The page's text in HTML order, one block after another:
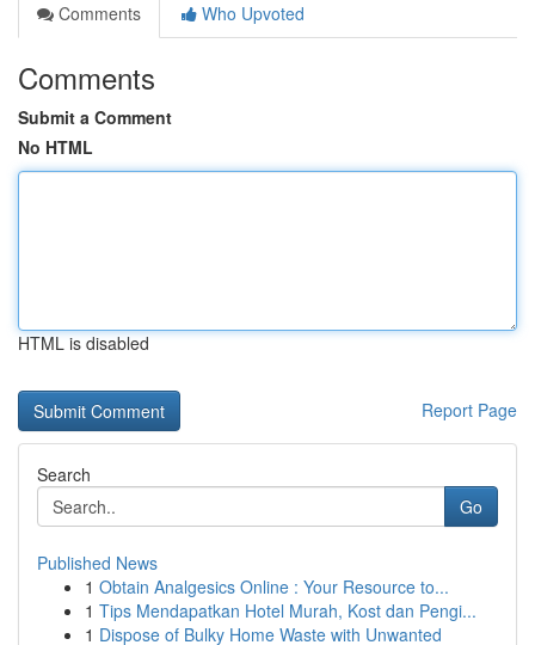
Comments
Who Upvoted
Comments
Submit a Comment
No HTML
HTML is disabled
Report Page
Search
Go
Published News
1 Obtain Analgesics Online : Your Resource to...
1 Tips Mendapatkan Hotel Murah, Kost dan Pengi...
1 Dispose of Bulky Home Waste with Unwanted